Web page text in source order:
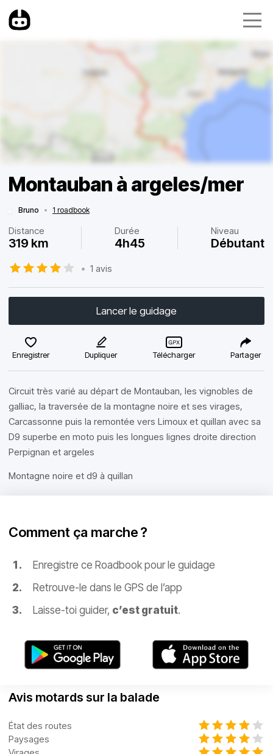
Montauban à argeles/mer
Bruno • 1 roadbook
Distance
319 km
Durée
4h45
Niveau
Débutant
• 1 avis
Lancer le guidage
Enregistrer Dupliquer Télécharger Partager
Circuit très varié au départ de Montauban, les vignobles de
galliac, la traversée de la montagne noire et ses virages,
Carcassonne puis la remontée vers Limoux et quillan avec sa
D9 superbe en moto puis les longues lignes droite direction
Perpignan et argeles
Montagne noire et d9 à quillan
Comment ça marche ?
Enregistre ce Roadbook pour le guidage
Retrouve-le dans le GPS de l’app
Laisse-toi guider, c’est gratuit.
Avis motards sur la balade
État des routes
Paysages